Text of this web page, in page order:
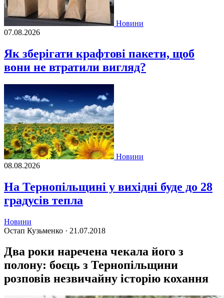
Новини
07.08.2026
Як зберігати крафтові пакети, щоб
вони не втратили вигляд?
Новини
08.08.2026
На Тернопільщині у вихідні буде до 28
градусів тепла
Новини
Остап Кузьменко · 21.07.2018
Два роки наречена чекала його з
полону: боєць з Тернопільщини
розповів незвичайну історію кохання